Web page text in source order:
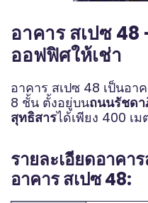
อาคาร สเปซ
ออฟฟิศให้เช่า
อาคาร สเปซ 48 เป็นอา
8 ชั้น ตั้งอยู่บนถนนรัชดา
สุทธิสารได้เพียง 400 เม
รายละเอียดอาคา
อาคาร สเปซ 48: